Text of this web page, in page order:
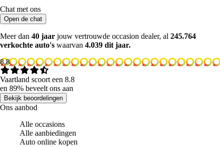
Chat met ons
Open de chat
Meer dan 40 jaar jouw vertrouwde occasion dealer, al 245.764
verkochte auto's waarvan 4.039 dit jaar.
8.8
Vaartland scoort een 8.8
en 89% beveelt ons aan
Bekijk beoordelingen
Ons aanbod
Alle occasions
Alle aanbiedingen
Auto online kopen